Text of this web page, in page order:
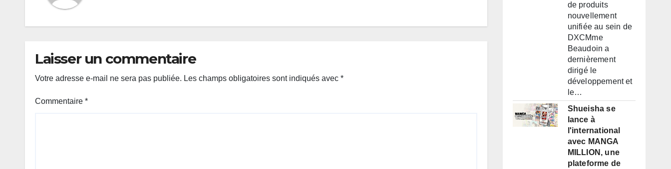
Laisser un commentaire
Votre adresse e-mail ne sera pas publiée. Les champs obligatoires sont indiqués avec *
Commentaire *
de produits
nouvellement
unifiée au sein de
DXCMme
Beaudoin a
dernièrement
dirigé le
développement et
le…
Shueisha se
lance à
l'international
avec MANGA
MILLION, une
plateforme de